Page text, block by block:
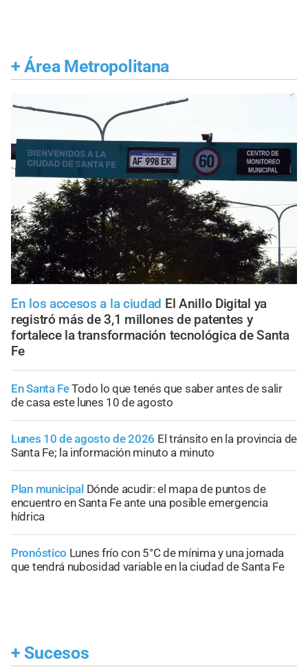
+ Área Metropolitana
En los accesos a la ciudad El Anillo Digital ya
registró más de 3,1 millones de patentes y
fortalece la transformación tecnológica de Santa
Fe
En Santa FeTodo lo que tenés que saber antes de salir
de casa este lunes 10 de agosto
Lunes 10 de agosto de 2026 El tránsito en la provincia de
Santa Fe; la información minuto a minuto
Plan municipal Dónde acudir: el mapa de puntos de
encuentro en Santa Fe ante una posible emergencia
hídrica
Pronóstico Lunes frío con 5°C de mínima y una jornada
que tendrá nubosidad variable en la ciudad de Santa Fe
+ Sucesos